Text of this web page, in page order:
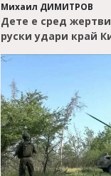
Михаил ДИМИТРОВ
Дете е сред
руски удари край